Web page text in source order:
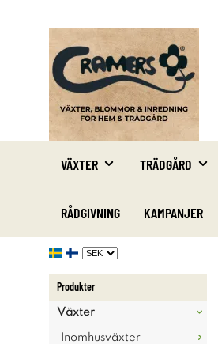
VÄXTER TRÄDGÅRD
RÅDGIVNING KAMPANJER
Produkter
Växter
Inomhusväxter